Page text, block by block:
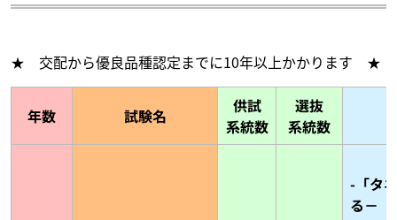
★ 交配から優良品種認定までに10年以上かかります ★
年数 試験名
供試
系統数
選抜
系統数
-「タ
る－